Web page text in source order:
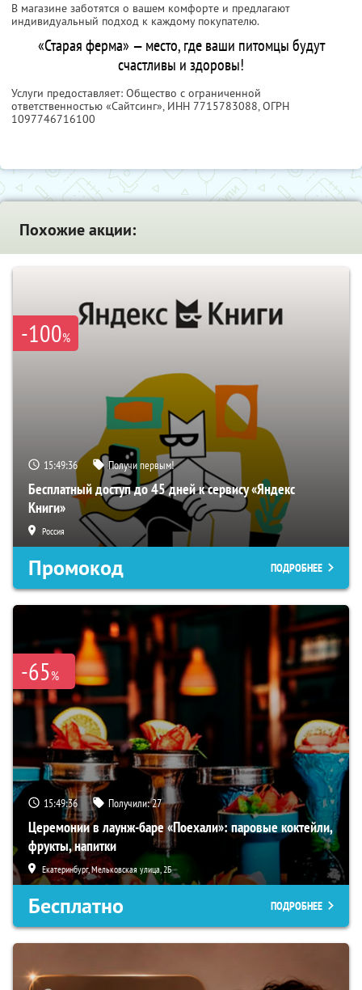
В магазине заботятся о вашем комфорте и предлагают
индивидуальный подход к каждому покупателю.
«Старая ферма» — место, где ваши питомцы будут
счастливы и здоровы!
Услуги предоставляет: Общество с ограниченной
ответственностью «Сайтсинг», ИНН 7715783088, ОГРН
1097746716100
Похожие акции:
-100%
15:49:35 Получи первым!
Бесплатный доступ до 45 дней к сервису «Яндекс
Книги»
Россия
Промокод ПОДРОБНЕЕ
-65%
15:49:35 Получили:27
Церемонии в лаунж-баре «Поехали»: паровые коктейли,
фрукты, напитки
Екатеринбург, Мельковская улица, 2Б
Бесплатно ПОДРОБНЕЕ